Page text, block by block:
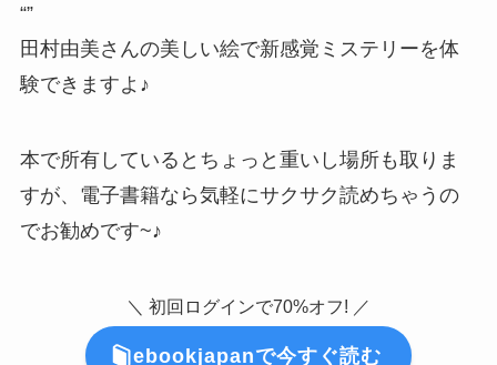
“”
田村由美さんの美しい絵で新感覚ミステリーを体
験できますよ♪
本で所有しているとちょっと重いし場所も取りま
すが、電子書籍なら気軽にサクサク読めちゃうの
でお勧めです~♪
＼ 初回ログインで70%オフ! ／
ebookjapanで今すぐ読む